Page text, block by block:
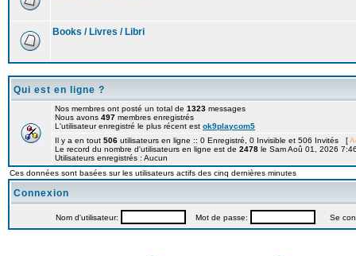
Books / Livres / Libri
Qui est en ligne ?
Nos membres ont posté un total de 1323 messages
Nous avons 497 membres enregistrés
L'utilisateur enregistré le plus récent est ok9playcom5
Il y a en tout 506 utilisateurs en ligne :: 0 Enregistré, 0 Invisible et 506 Invités [
Le record du nombre d'utilisateurs en ligne est de 2478 le Sam Aoû 01, 2026
Utilisateurs enregistrés : Aucun
Ces données sont basées sur les utilisateurs actifs des cinq dernières minutes
Connexion
Nom d'utilisateur: Mot de passe: Se